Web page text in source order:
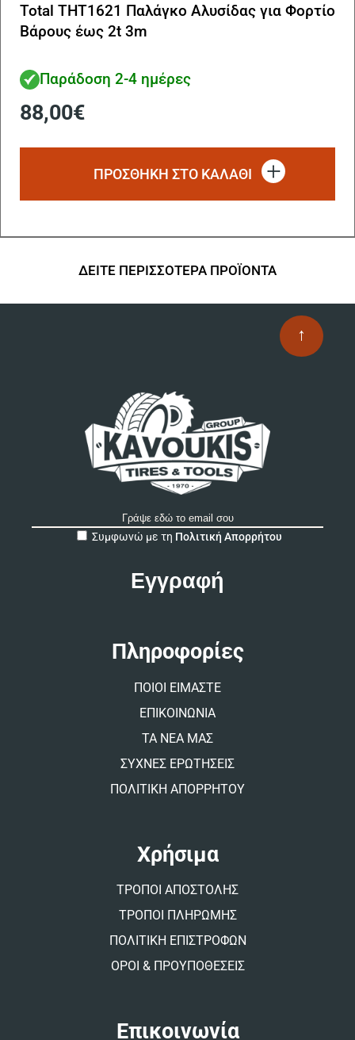
Total THT1621 Παλάγκο Αλυσίδας για Φορτίο
Βάρους έως 2t 3m
Παράδοση 2-4 ημέρες
88,00€
ΠΡΟΣΘΗΚΗ ΣΤΟ ΚΑΛΑΘΙ
ΔΕΙΤΕ ΠΕΡΙΣΣΟΤΕΡΑ ΠΡΟΪΟΝΤΑ
↑
Συμφωνώ με τη Πολιτική Απορρήτου
Πληροφορίες
ΠΟΙΟΙ ΕΙΜΑΣΤΕ
ΕΠΙΚΟΙΝΩΝΙΑ
ΤΑ ΝΕΑ ΜΑΣ
ΣΥΧΝΕΣ ΕΡΩΤΗΣΕΙΣ
ΠΟΛΙΤΙΚΗ ΑΠΟΡΡΗΤΟΥ
Χρήσιμα
ΤΡΟΠΟΙ ΑΠΟΣΤΟΛΗΣ
ΤΡΟΠΟΙ ΠΛΗΡΩΜΗΣ
ΠΟΛΙΤΙΚΗ ΕΠΙΣΤΡΟΦΩΝ
ΟΡΟΙ & ΠΡΟΥΠΟΘΕΣΕΙΣ
Επικοινωνία